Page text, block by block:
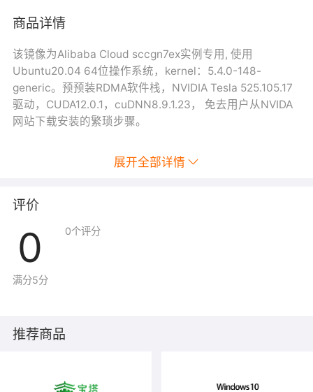
CUDA12.0.1，cuDNN8.9.1.23。用户可以在sccgn7ex实例上快速
商品详情
该镜像为Alibaba Cloud sccgn7ex实例专用, 使用
Ubuntu20.04 64位操作系统，kernel：5.4.0-148-
generic。预预装RDMA软件栈，NVIDIA Tesla 525.105.17
驱动，CUDA12.0.1，cuDNN8.9.1.23， 免去用户从NVIDA
网站下载安装的繁琐步骤。
展开全部详情
评价
0
满分5分
0个评分
推荐商品